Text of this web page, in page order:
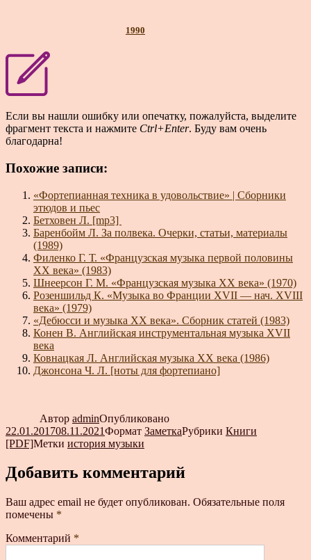
1990
Если вы нашли ошибку или опечатку, пожалуйста, выделите
фрагмент текста и нажмите Ctrl+Enter. Буду вам очень
благодарна!
Похожие записи:
«Фортепианная техника в удовольствие» | Сборники
этюдов и пьес
Бетховен Л. [mp3]
Баренбойм Л. За полвека. Очерки, статьи, материалы
(1989)
Филенко Г. Т. «Французская музыка первой половины
XX века» (1983)
Шнеерсон Г. М. «Французская музыка XX века» (1970)
Розеншильд К. «Музыка во Франции XVII — нач. XVIII
века» (1979)
«Дебюсси и музыка XX века». Сборник статей (1983)
Конен В. Английская инструментальная музыка XVII
века
Ковнацкая Л. Английская музыка XX века (1986)
Джонсона Ч. Л. [ноты для фортепиано]
Автор adminОпубликовано
22.01.201708.11.2021Формат ЗаметкаРубрики Книги
[PDF]Метки история музыки
Добавить комментарий
Ваш адрес email не будет опубликован. Обязательные поля
помечены *
Комментарий *